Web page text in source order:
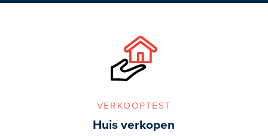
verkooptest
Huis verkopen